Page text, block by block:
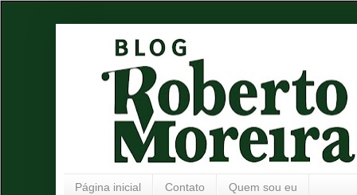
Página inicial Contato Quem sou eu